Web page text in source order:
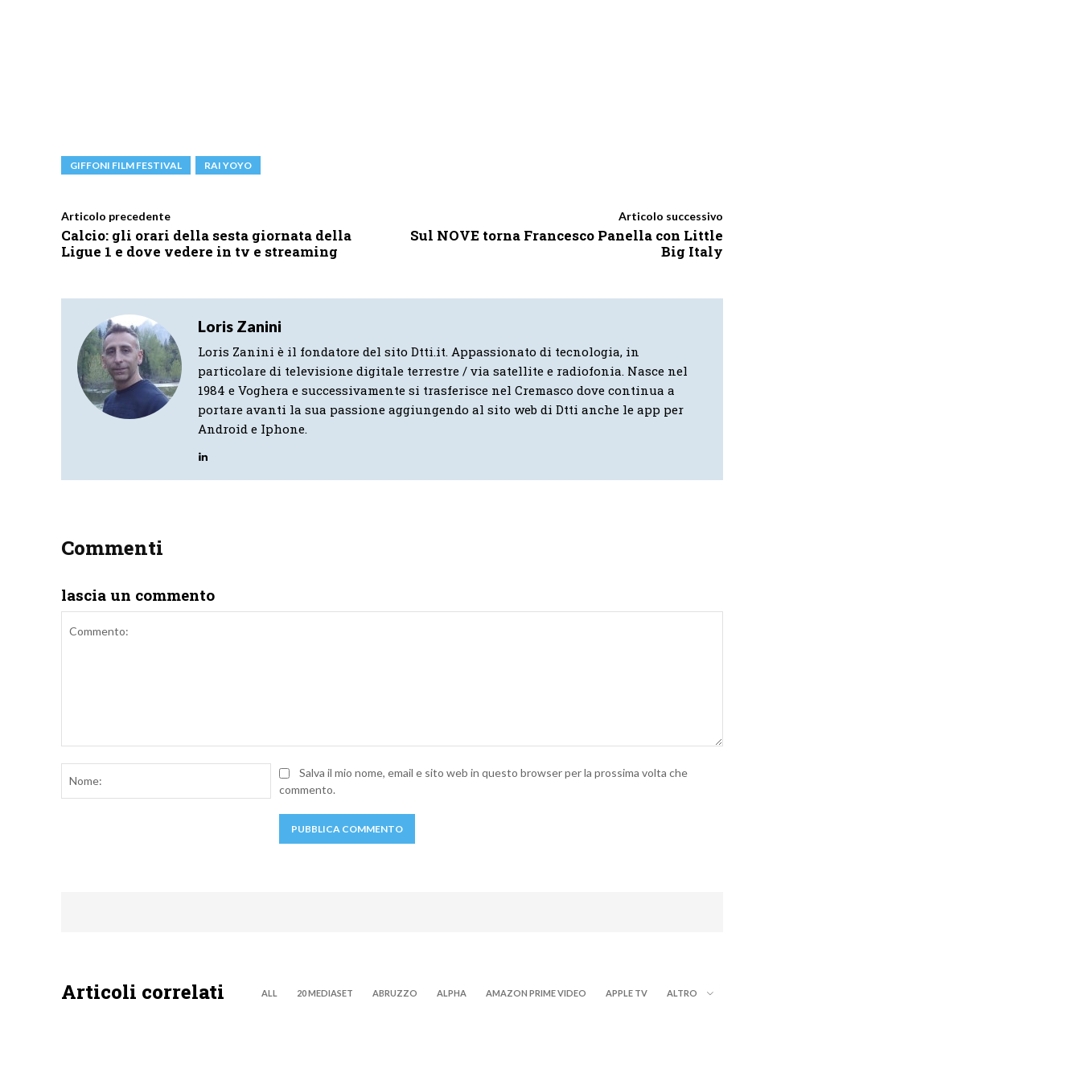
GIFFONI FILM FESTIVAL RAI YOYO
Articolo precedente
Calcio: gli orari della sesta giornata della
Ligue 1 e dove vedere in tv e streaming
Articolo successivo
Sul NOVE torna Francesco Panella con Little
Big Italy
Loris Zanini
Loris Zanini è il fondatore del sito Dtti.it. Appassionato di tecnologia, in
particolare di televisione digitale terrestre / via satellite e radiofonia. Nasce nel
1984 e Voghera e successivamente si trasferisce nel Cremasco dove continua a
portare avanti la sua passione aggiungendo al sito web di Dtti anche le app per
Android e Iphone.
Commenti
lascia un commento
Nome:Salva il mio nome, email e sito web in questo browser per la prossima volta che
commento.
Articoli correlati ALL 20 MEDIASET ABRUZZO ALPHA AMAZON PRIME VIDEO APPLE TV ALTRO